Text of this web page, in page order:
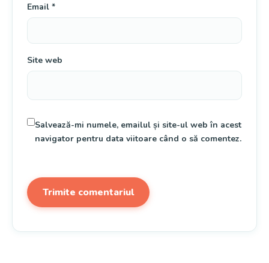
Email *
Site web
Salvează-mi numele, emailul și site-ul web în acest
navigator pentru data viitoare când o să comentez.